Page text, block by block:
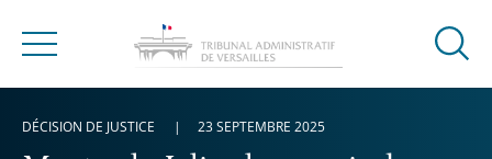
Menu
Ouvrir
DÉCISION DE JUSTICE 23 SEPTEMBRE 2025